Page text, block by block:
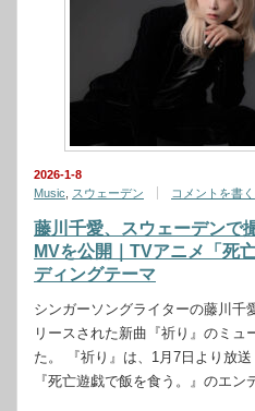
2026-1-8
Music
スウェーデン コメントを書く
藤川千愛、スウェーデンで
MVを公開｜TVアニメ「死
ディングテーマ
シンガーソングライターの藤川千
リースされた新曲『祈り』のミュ
た。 『祈り』は、1月7日より放
『死亡遊戯で飯を食う。』のエン